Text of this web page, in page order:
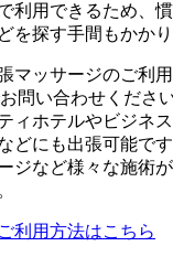
利用できるため、
を探す手間もかかり
マッサージのご利
問い合わせくださ
ィホテルやビジネ
どにも出張可能で
ジなど様々な施術
利用方法はこちら